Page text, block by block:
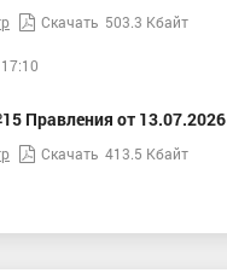
Скачать 503.3 Кбайт
Правления от 13.07.2026
Скачать 413.5 Кбайт